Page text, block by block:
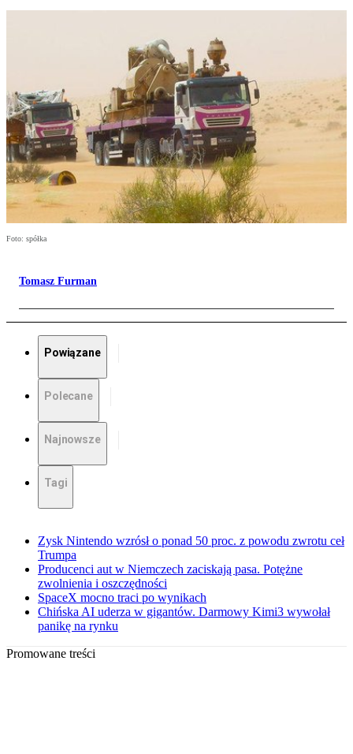
Foto: spółka
Tomasz Furman
Powiązane
Polecane
Najnowsze
Tagi
Zysk Nintendo wzrósł o ponad 50 proc. z powodu zwrotu ceł
Trumpa
Producenci aut w Niemczech zaciskają pasa. Potężne
zwolnienia i oszczędności
SpaceX mocno traci po wynikach
Chińska AI uderza w gigantów. Darmowy Kimi3 wywołał
panikę na rynku
Promowane treści